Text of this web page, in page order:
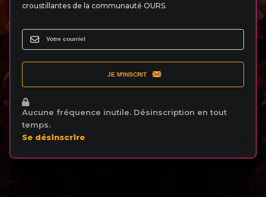
croustillantes de la communauté OURS.
JE M'INSCRIT
Aucune fréquence inutile. Désinscription en tout
temps.
Se désinscrire